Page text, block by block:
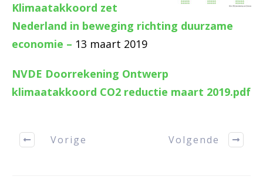
Klimaatakkoord zet
Nederland in beweging richting duurzame
economie – 13 maart 2019
NVDE Doorrekening Ontwerp
klimaatakkoord CO2 reductie maart 2019.pdf
Vorige Volgende